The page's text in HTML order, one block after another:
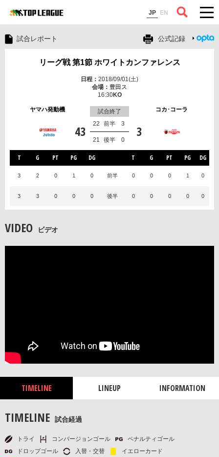
JP EN
コラム
試合レポート 公式記録
リーグ戦 第1節 ホワイトカンファレンス
2018/09/01(土)
豊田ス
16:30
ヤマハ発動機 コカ･コーラ
試合終了
43 3
前半
22 3
後半
21 0
T G PT PG DG T G PT PG DG
3 2 0 1 0 前半 0 0 0 1 0
3 3 0 0 0 後半 0 0 0 0 0
VIDEO ビデオ
TIMELINE LINEUP INFORMATION
TIMELINE 試合経過
トライ コンバージョンゴール
ペナルティゴール
ドロップゴール
入替・交替
イエローカード